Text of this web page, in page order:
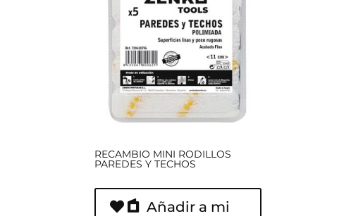
RECAMBIO MINI RODILLOS
PAREDES Y TECHOS
Añadir a mi